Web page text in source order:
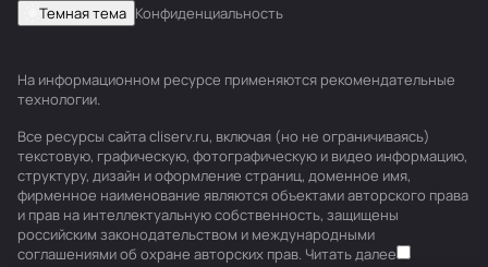
Темная тема Конфиденциальность
На информационном ресурсе применяются рекомендательные
технологии.
Все ресурсы сайта cliserv.ru, включая (но не ограничиваясь)
текстовую, графическую, фотографическую и видео информацию,
структуру, дизайн и оформление страниц, доменное имя,
фирменное наименование являются объектами авторского права
и прав на интеллектуальную собственность, защищены
российским законодательством и международными
соглашениями об охране авторских прав. Читать далее